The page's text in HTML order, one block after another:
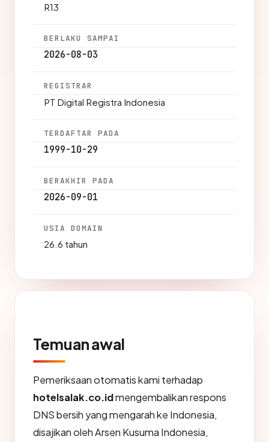
R13
BERLAKU SAMPAI
2026-08-03
REGISTRAR
PT Digital Registra Indonesia
TERDAFTAR PADA
1999-10-29
BERAKHIR PADA
2026-09-01
USIA DOMAIN
26.6 tahun
Temuan awal
Pemeriksaan otomatis kami terhadap
hotelsalak.co.idmengembalikan respons
DNS bersih yang mengarah ke Indonesia,
disajikan oleh Arsen Kusuma Indonesia,